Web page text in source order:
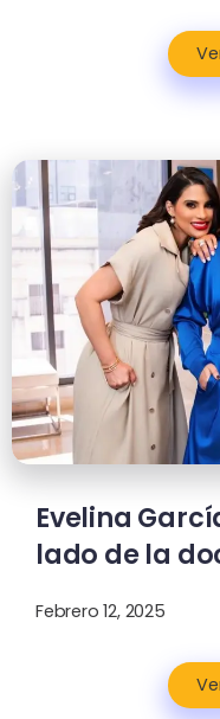
Evelina
lado de la
Febrero 12, 2025